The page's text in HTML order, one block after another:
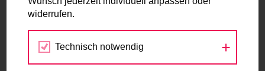
Wunschbox
Sie haben ein Anliegen zum Radverkehr? Schreiben Sie
Verkehrssicherheit
Mär Apr Mai
widerrufen.
Technisch notwendig